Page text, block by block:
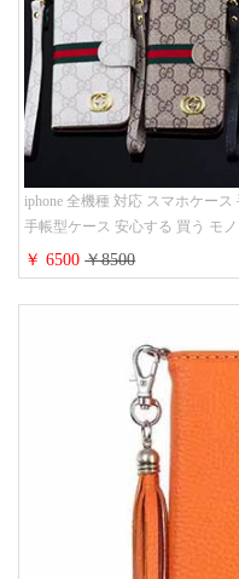
iphone 全機種 対応 スマホケース
手帳型ケース 安心する 買う モ
16/16promaxスマホケース 手帳
人 レディース メンズ ストラッ
￥ 6500￥8500